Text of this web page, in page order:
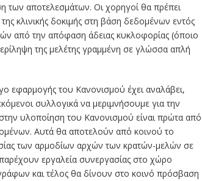
των αποτελεσμάτων. Οι χορηγοί θα πρέπει
κλινικής δοκιμής στη βάση δεδομένων εντός
από την απόφαση άδειας κυκλοφορίας (όποιο
της μελέτης γραμμένη σε γλώσσα απλή
εφαρμογής του Κανονισμού έχει αναλάβει,
συλλογικά να μεριμνήσουμε για την
υλοποίηση του Κανονισμού είναι πρώτα από
Αυτά θα αποτελούν από κοινού το
των αρμοδίων αρχών των κρατών-μελών σε
εργαλεία συνεργασίας στο χώρο
και τέλος θα δίνουν στο κοινό πρόσβαση